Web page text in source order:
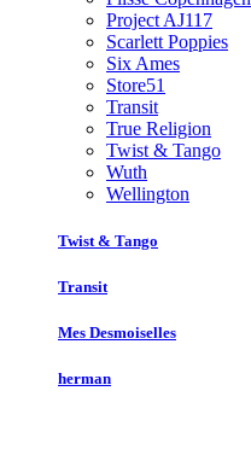
Project AJ117
Scarlett Poppies
Six Ames
Store51
Transit
True Religion
Twist & Tango
Wuth
Wellington
Twist & Tango
Transit
Mes Desmoiselles
herman